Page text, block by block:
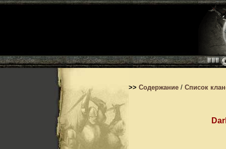
>> Содержание / Список